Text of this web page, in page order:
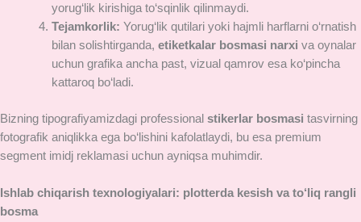
yorug‘lik kirishiga to‘sqinlik qilinmaydi.
Tejamkorlik: Yorug‘lik qutilari yoki hajmli harflarni o‘rnatish
bilan solishtirganda, etiketkalar bosmasi narxi va oynalar
uchun grafika ancha past, vizual qamrov esa ko‘pincha
kattaroq bo‘ladi.
Bizning tipografiyamizdagi professional stikerlar bosmasi tasvirning
fotografik aniqlikka ega bo‘lishini kafolatlaydi, bu esa premium
segment imidj reklamasi uchun ayniqsa muhimdir.
Ishlab chiqarish texnologiyalari: plotterda kesish va to‘liq rangli
bosma